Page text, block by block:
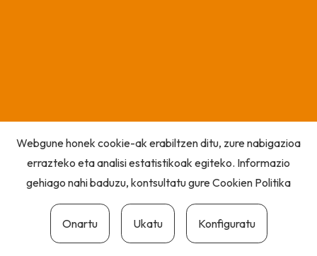
Webgune honek cookie-ak erabiltzen ditu, zure nabigazioa
errazteko eta analisi estatistikoak egiteko. Informazio
gehiago nahi baduzu, kontsultatu gureCookien Politika
Onartu Ukatu Konfiguratu